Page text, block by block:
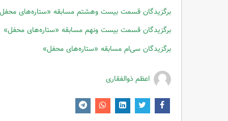
برگزیدگان قسمت بیست وهشتم مسابقه «ستاره‌های
برگزیدگان قسمت بیست ونهم مسابقه «ستاره‌های محفل»
برگزیدگان سی‌ام مسابقه «ستاره‌های محفل»
اعظم ذوالفقاری